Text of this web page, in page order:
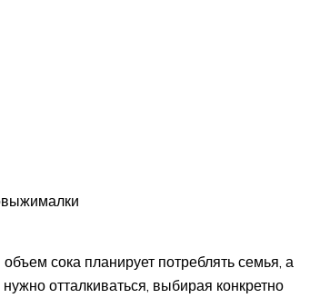
сока планирует потреблять семья, а
отталкиваться, выбирая конкретно